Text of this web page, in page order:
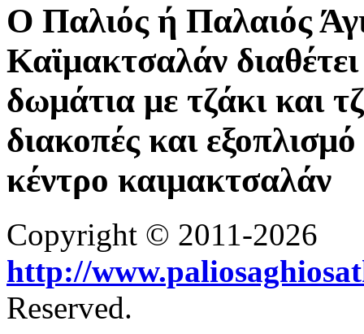
Ο Παλιός ή Παλαιός
Καϊμακτσαλάν
δωμάτια με τζάκι και
διακοπές και
κέντρο καιμακτσαλάν
Copyright © 2011-2026
http://
Reserved.